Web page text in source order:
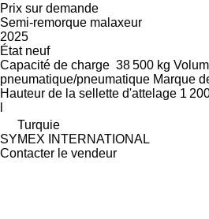
Prix sur demande
Semi-remorque malaxeur
2025
État neuf
Capacité de charge 38 500 kg
pneumatique/pneumatique Marque
Hauteur de la sellette d'attelage 1
Turquie
SYMEX INTERNATIONAL
Contacter le vendeur